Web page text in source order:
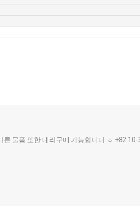
물품 또한 대리구매 가능합니다.ㅎ +82